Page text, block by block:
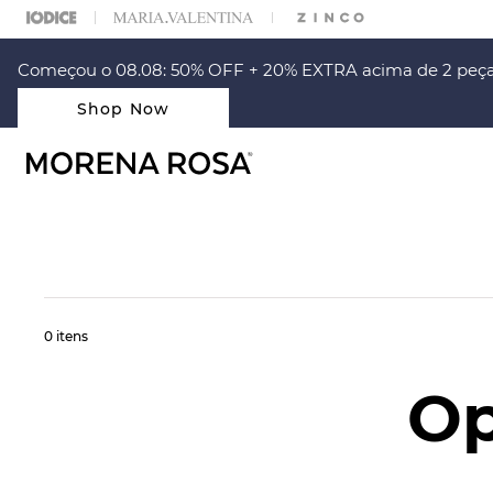
ESCOLHER SEU LOOK?FALE COM NOSSA PERSONAL SHOPPER.
Começou o 08.08: 50% OFF + 20% EXTRA acima de 2
Shop Now
0